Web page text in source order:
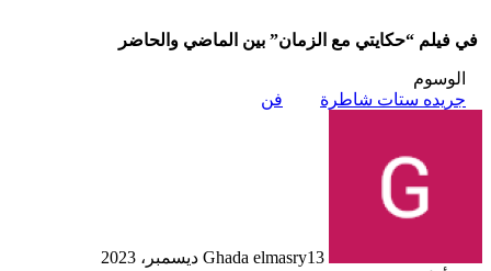
في فيلم “حكايتي مع الزمان” بين الماضي والحاضر
الوسوم
جريده ستات شاطرة
فن
Ghada elmasry13 ديسمبر، 2023